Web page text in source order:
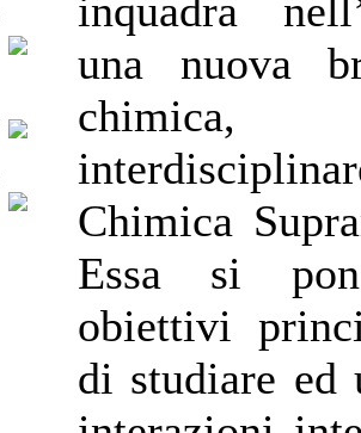
inquadra
una nuova
chimica,
Chimica
Essa si
obiettivi
di studiare ed